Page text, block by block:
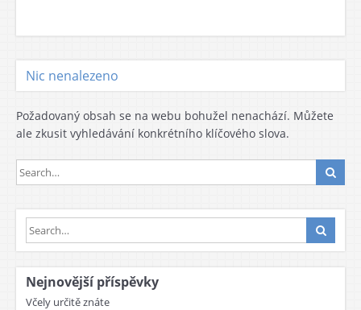
Nic nenalezeno
Požadovaný obsah se na webu bohužel nenachází. Můžete
ale zkusit vyhledávání konkrétního klíčového slova.
Nejnovější příspěvky
Včely určitě znáte